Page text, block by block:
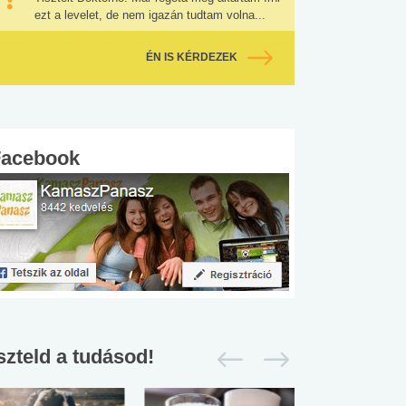
ezt a levelet, de nem igazán tudtam volna...
ÉN IS KÉRDEZEK
a tudásod!